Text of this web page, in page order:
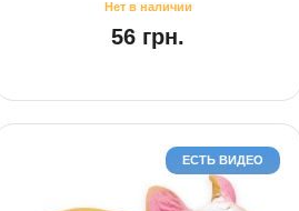
56 грн.
ЕСТЬ ВИДЕО